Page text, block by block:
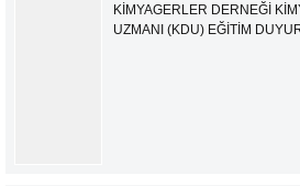
KİMYAGERLER DERNEĞİ
UZMANI (KDU) EĞİTİM